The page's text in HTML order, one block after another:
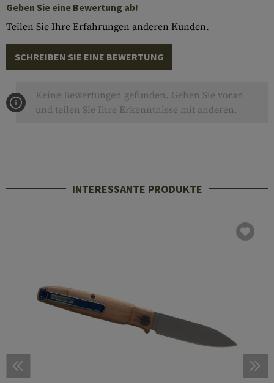
Geben Sie eine Bewertung ab!
Teilen Sie Ihre Erfahrungen anderen Kunden.
SCHREIBEN SIE EINE BEWERTUNG
Keine Bewertungen gefunden. Gehen Sie voran
und teilen Sie Ihre Erkenntnisse mit anderen.
INTERESSANTE PRODUKTE